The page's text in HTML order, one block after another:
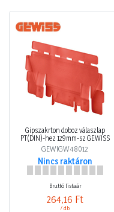
Gipszakrton doboz válaszlap
PT(DIN)-hez 129mm-sz GEWISS
GEWIGW48012
Nincs raktáron
Bruttó listaár
264,16 Ft
/ db